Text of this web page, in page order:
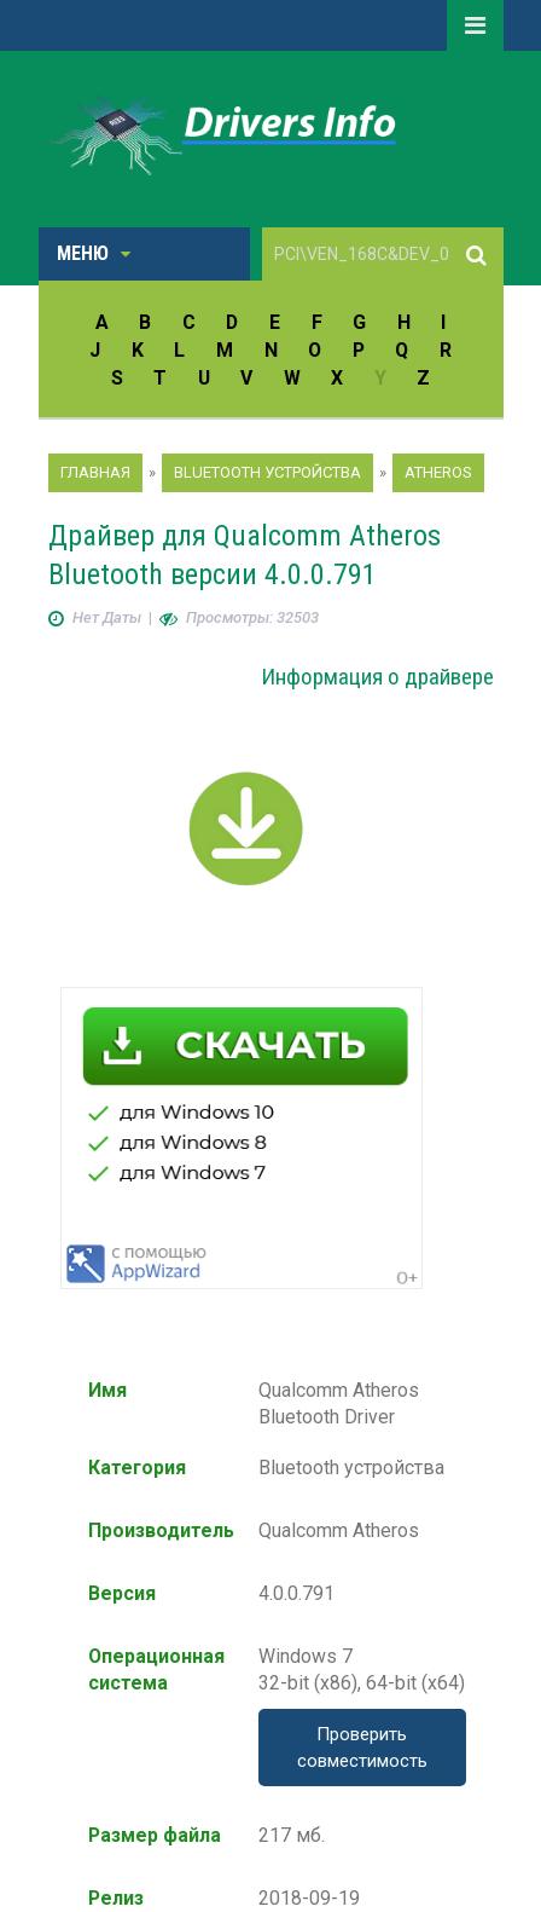
МЕНЮ
A B C D E F G H
I
J
K L M N O P Q
R
S
T U V W X Y Z
ГЛАВНАЯ » BLUETOOTH УСТРОЙСТВА » ATHEROS
Драйвер для Qualcomm Atheros
Bluetooth версии 4.0.0.791
Нет Даты| Просмотры: 32503
Информация о драйвере
Имя
Qualcomm Atheros
Bluetooth Driver
Категория Bluetooth устройства
Производитель Qualcomm Atheros
Версия 4.0.0.791
Операционная
система
Windows 7
32-bit (x86), 64-bit (x64)
Проверить
совместимость
Размер файла 217 мб.
Релиз 2018-09-19